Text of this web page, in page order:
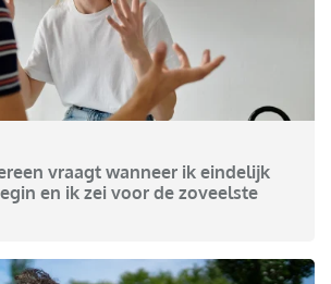
vraagt wanneer ik eindelijk
en ik zei voor de zoveelste